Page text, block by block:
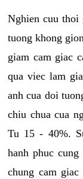
Nghien cuu thoi
tuong khong
giam cam giac
qua viec lam
anh cua doi
chiu chua cua
Tu 15 - 40%.
hanh phuc
chung cam